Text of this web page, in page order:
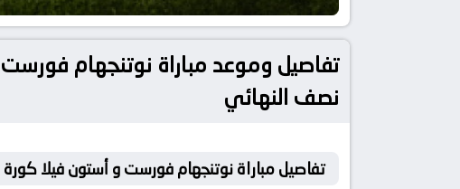
نصف النهائي
تفاصيل مباراة نوتنجهام فورست و أستون فيلا كورة